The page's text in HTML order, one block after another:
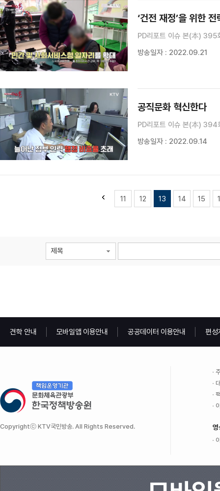
‘건전 재정’을 위한
PD리포트 이슈 본(本) 395
방송일자 : 2022.09.21
공직문화 혁신한다
PD리포트 이슈 본(本) 394
방송일자 : 2022.09.14
11 12 13 14 15
제목
견학 안내 모바일앱 이용안내 공공데이터 이용안내 편성
Copyrightⓒ KTV국민방송. All Rights Reserved. 영